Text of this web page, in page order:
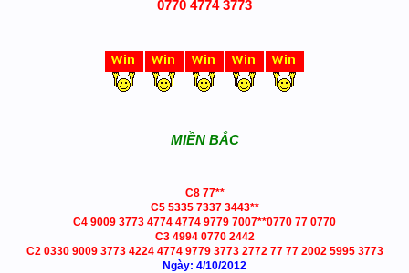
0770 4774 3773
MIỀN BẮC
C8 77**
C5 5335 7337 3443**
C4 9009 3773 4774 4774 9779 7007**0770 77 0770
C3 4994 0770 2442
C2 0330 9009 3773 4224 4774 9779 3773 2772 77 77 2002 5995 3773
Ngày: 4/10/2012